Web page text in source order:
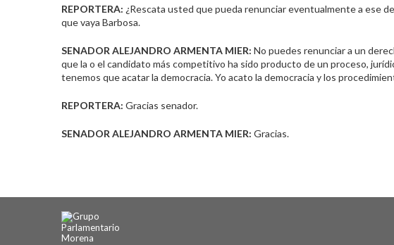
REPORTERA: ¿Rescata usted que pueda renunciar eventualmente a ese
que vaya Barbosa.
SENADOR ALEJANDRO ARMENTA MIER: No puedes renunciar a un
que la o el candidato más competitivo ha sido producto de un proceso,
tenemos que acatar la democracia. Yo acato la democracia y los
REPORTERA: Gracias senador.
SENADOR ALEJANDRO ARMENTA MIER: Gracias.